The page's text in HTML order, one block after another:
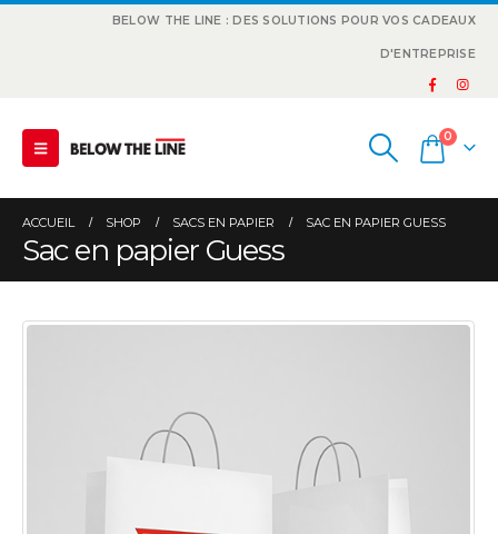
BELOW THE LINE : DES SOLUTIONS POUR VOS CADEAUX
D'ENTREPRISE
0
ACCUEIL SHOP SACS EN PAPIER SAC EN PAPIER GUESS
Sac en papier Guess